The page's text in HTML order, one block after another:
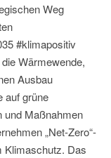
Weg
#klimapositiv
Wärmewende,
Ausbau
auf grüne
und Maßnahmen
„Net-Zero“-
Klimaschutz. Das